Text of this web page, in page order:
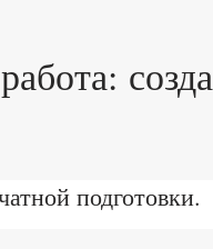
подготовки.